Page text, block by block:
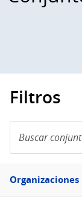
Filtros
conjuntos
de
Filtro
Organizaciones